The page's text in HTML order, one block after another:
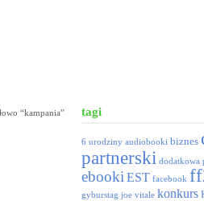
“kampania”
tagi
6 urodziny audiobooki biznes
partnerski dodatkowa
ebooki EST facebook
gyburstag joe vitale konkurs